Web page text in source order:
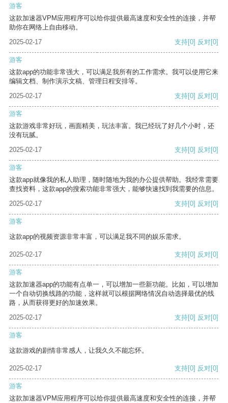
游客
这款加速器VPM应用程序可以给你提供最高速度和安全性的连接，并帮
助你在网络上自由移动。
2025-02-17
支持[0] 反对[0]
游客
这款app的功能非常强大，可以满足我所有的工作需求。我可以使用它来
编辑文档、制作演示文稿、管理日程安排等。
2025-02-17
支持[0] 反对[0]
游客
这款游戏非常好玩，画面精美，玩法丰富。我已经玩了好几个小时，还
没有玩腻。
2025-02-17
支持[0] 反对[0]
游客
这款app就像我的私人助理，随时随地为我的办公提供帮助。我经常需要
查找资料，这款app的搜索功能非常强大，能够快速找到我需要的信息。
2025-02-17
支持[0] 反对[0]
游客
这款app的视频资源非常丰富，可以满足我不同的娱乐需求。
2025-02-17 支持[0] 反对[0]
游客
这款加速器app的功能有点单一，可以增加一些新功能。比如，可以增加
一个自动切换线路的功能，这样就可以根据网络情况自动选择最优的线
路，从而获得更好的加速效果。
2025-02-17
支持[0] 反对[0]
游客
这款游戏的剧情非常感人，让我久久不能忘怀。
2025-02-17 支持[0] 反对[0]
游客
这款加速器VPM应用程序可以给你提供最高速度和安全性的连接，并帮